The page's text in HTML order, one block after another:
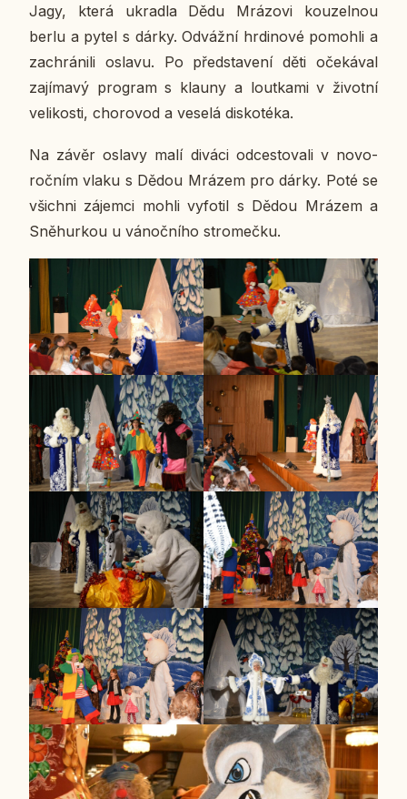
Jagy, která ukradla Dědu Mrá­zo­vi kou­zel­nou
berlu a pytel s dárky. Od­váž­ní hr­di­no­vé po­moh­li a
za­chrá­ni­li oslavu. Po před­sta­ve­ní děti oče­ká­val
za­jí­ma­vý pro­gram s klauny a lout­ka­mi v ži­vot­ní
ve­li­kos­ti, cho­ro­vod a veselá dis­ko­té­ka.
Na závěr oslavy malí diváci od­ces­to­va­li v no­vo­
roč­ním vlaku s Dědou Mrázem pro dárky. Poté se
všich­ni zá­jem­ci mohli vy­fo­til s Dědou Mrázem a
Sně­hur­kou u vá­noč­ní­ho stro­meč­ku.